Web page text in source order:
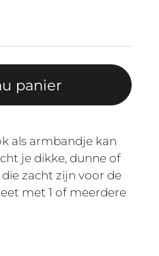
panier
als armbandje kan
je dikke, dunne of
zacht zijn voor de
met 1 of meerdere